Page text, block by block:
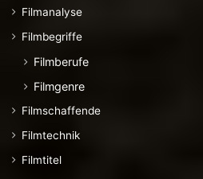
Filmanalyse
Filmbegriffe
Filmberufe
Filmgenre
Filmschaffende
Filmtechnik
Filmtitel